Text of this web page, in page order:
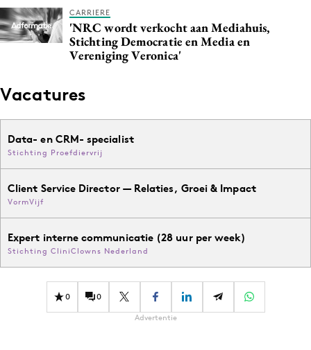
CARRIERE
'NRC wordt verkocht aan Mediahuis,
Stichting Democratie en Media en
Vereniging Veronica'
Vacatures
Data- en CRM- specialist
Stichting Proefdiervrij
Client Service Director — Relaties, Groei & Impact
VormVijf
Expert interne communicatie (28 uur per week)
Stichting CliniClowns Nederland
0 0
Advertentie